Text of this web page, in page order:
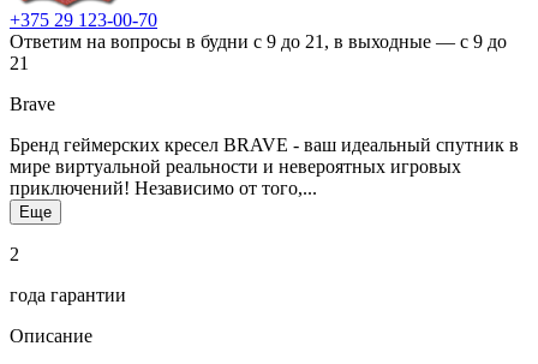
+375 29 123-00-70
Ответим на вопросы в будни с 9 до 21, в выходные — с 9 до
21
Brave
Бренд геймерских кресел BRAVE - ваш идеальный спутник в
мире виртуальной реальности и невероятных игровых
приключений! Независимо от того,...
Еще
2
года гарантии
Описание